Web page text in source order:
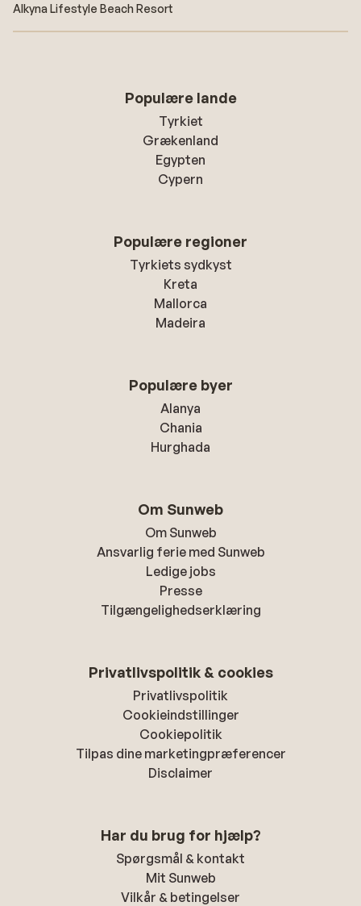
Alkyna Lifestyle Beach Resort
Populære lande
Tyrkiet
Grækenland
Egypten
Cypern
Populære regioner
Tyrkiets sydkyst
Kreta
Mallorca
Madeira
Populære byer
Alanya
Chania
Hurghada
Om Sunweb
Om Sunweb
Ansvarlig ferie med Sunweb
Ledige jobs
Presse
Tilgængelighedserklæring
Privatlivspolitik & cookies
Privatlivspolitik
Cookieindstillinger
Cookiepolitik
Tilpas dine marketingpræferencer
Disclaimer
Har du brug for hjælp?
Spørgsmål & kontakt
Mit Sunweb
Vilkår & betingelser